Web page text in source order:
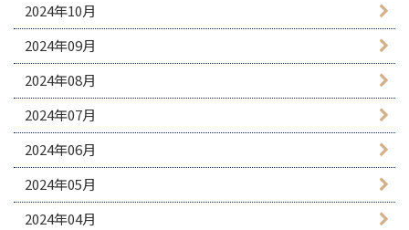
2024年10月
2024年09月
2024年08月
2024年07月
2024年06月
2024年05月
2024年04月